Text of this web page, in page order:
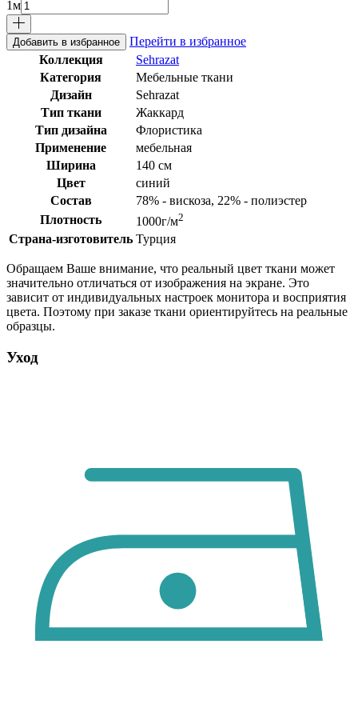
1м
Добавить в избранное
Перейти в избранное
Коллекция
Sehrazat
Категория
Мебельные ткани
Дизайн
Sehrazat
Тип ткани
Жаккард
Тип дизайна
Флористика
Применение
мебельная
Ширина
140 см
Цвет
синий
Состав
78% - вискоза, 22% - полиэстер
Плотность
1000г/м2
Страна-изготовитель Турция
Обращаем Ваше внимание, что реальный цвет ткани может
значительно отличаться от изображения на экране. Это
зависит от индивидуальных настроек монитора и восприятия
цвета. Поэтому при заказе ткани ориентируйтесь на реальные
образцы.
Уход